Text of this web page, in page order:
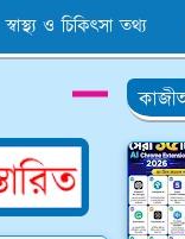
স্বাস্থ্য ও চিকিৎসা তথ্য